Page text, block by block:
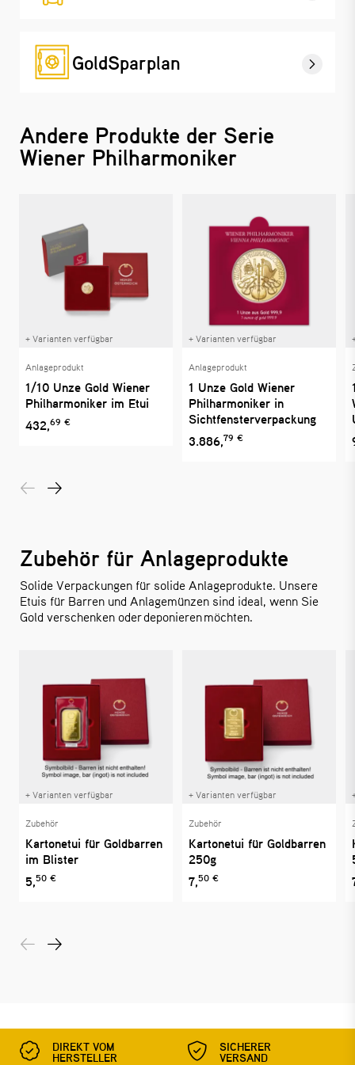
GoldSparplan
Andere Produkte der Serie
Wiener Philharmoniker
+ Varianten verfügbar
Anlageprodukt
1/10 Unze Gold Wiener
Philharmoniker im Etui
432,69 €
+ Varianten verfügbar
Anlageprodukt
1 Unze Gold Wiener
Philharmoniker in
Sichtfensterverpackung
3.886,79 €
Zubehör für Anlageprodukte
Solide Verpackungen für solide Anlageprodukte. Unsere
Etuis für Barren und Anlagemünzen sind ideal, wenn Sie
Gold verschenken oder deponieren möchten.
+ Varianten verfügbar
Zubehör
Kartonetui für Goldbarren
im Blister
5,50 €
+ Varianten verfügbar
Zubehör
Kartonetui für Goldbarren
250g
7,50 €
DIREKT VOM
HERSTELLER
SICHERER
VERSAND